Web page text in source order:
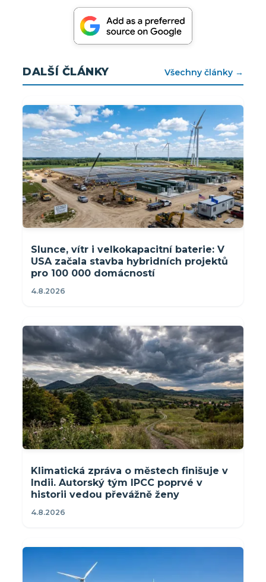
DALŠÍ ČLÁNKY Všechny články →
Slunce, vítr i velkokapacitní baterie: V
USA začala stavba hybridních projektů
pro 100 000 domácností
4.8.2026
Klimatická zpráva o městech finišuje v
Indii. Autorský tým IPCC poprvé v
historii vedou převážně ženy
4.8.2026